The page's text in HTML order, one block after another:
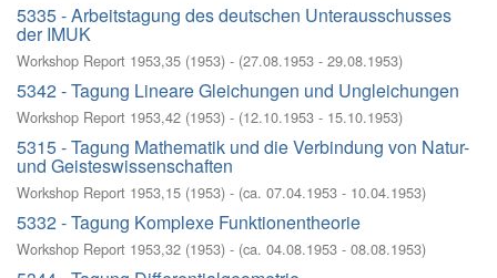
5335 - Arbeitstagung des deutschen Unterausschusses
der IMUK
Workshop Report 1953,35 (1953) - (27.08.1953 - 29.08.1953)
5342 - Tagung Lineare Gleichungen und Ungleichungen
Workshop Report 1953,42 (1953) - (12.10.1953 - 15.10.1953)
5315 - Tagung Mathematik und die Verbindung von Natur-
und Geisteswissenschaften
Workshop Report 1953,15 (1953) - (ca. 07.04.1953 - 10.04.1953)
5332 - Tagung Komplexe Funktionentheorie
Workshop Report 1953,32 (1953) - (ca. 04.08.1953 - 08.08.1953)